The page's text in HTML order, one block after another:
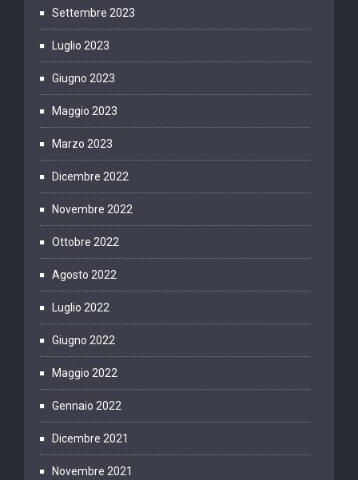
Settembre 2023
Luglio 2023
Giugno 2023
Maggio 2023
Marzo 2023
Dicembre 2022
Novembre 2022
Ottobre 2022
Agosto 2022
Luglio 2022
Giugno 2022
Maggio 2022
Gennaio 2022
Dicembre 2021
Novembre 2021